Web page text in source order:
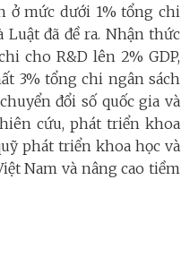
ở mức dưới 1% tổng chi
Luật đã đề ra. Nhận thức
cho R&D lên 2% GDP,
3% tổng chi ngân sách
đổi số quốc gia và
cứu, phát triển khoa
phát triển khoa học và
Nam và nâng cao tiềm